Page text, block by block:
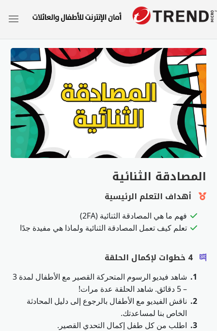
المصادقة الثنائية
أهداف التعلم الرئيسية
فهم ما هي المصادقة الثنائية (2FA)
تعلم كيف تعمل المصادقة الثنائية ولماذا هي مفيدة جدًا
4 خطوات لإكمال الحلقة
1.
شاهد فيديو الرسوم المتحركة القصير مع الأطفال لمدة 3
– 5 دقائق. شاهد الحلقة عدة مرات!
2.
ناقش الفيديو مع الأطفال بالرجوع إلى دليل المحادثة
الخاص بنا لمساعدتك.
3.
اطلب من كل طفل إكمال التحدي القصير.